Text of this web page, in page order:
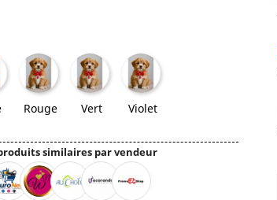
Rouge
Rouge
Vert
Vert
Violet
Violet
similaires par vendeur